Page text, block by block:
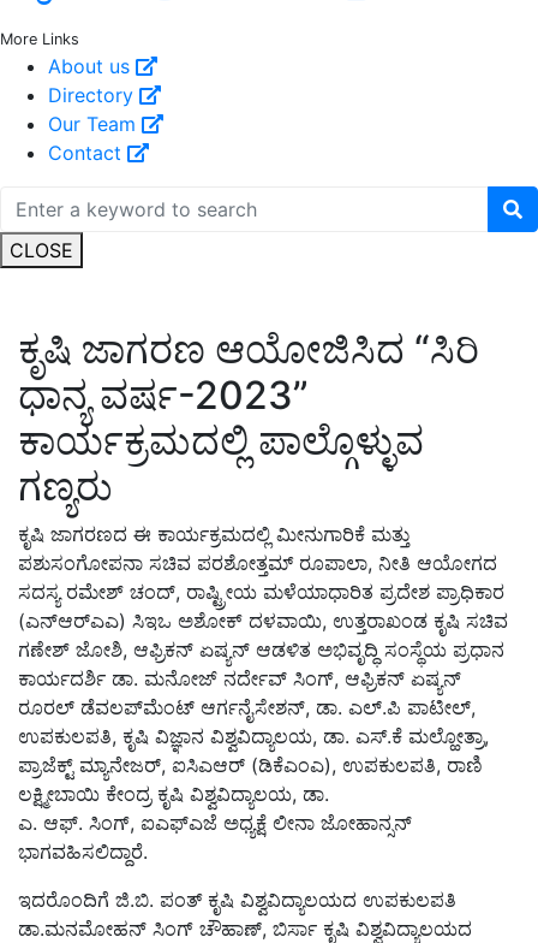
More Links
About us
Directory
Our Team
Contact
CLOSE
ಕೃಷಿ ಜಾಗರಣ ಆಯೋಜಿಸಿದ “ಸಿರಿ
ಧಾನ್ಯ ವರ್ಷ-2023”
ಕಾರ್ಯಕ್ರಮದಲ್ಲಿ ಪಾಲ್ಗೊಳ್ಳುವ
ಗಣ್ಯರು
ಕೃಷಿ ಜಾಗರಣದ ಈ ಕಾರ್ಯಕ್ರಮದಲ್ಲಿ ಮೀನುಗಾರಿಕೆ ಮತ್ತು
ಪಶುಸಂಗೋಪನಾ ಸಚಿವ ಪರಶೋತ್ತಮ್ ರೂಪಾಲಾ, ನೀತಿ ಆಯೋಗದ
ಸದಸ್ಯ ರಮೇಶ್ ಚಂದ್, ರಾಷ್ಟ್ರೀಯ ಮಳೆಯಾಧಾರಿತ ಪ್ರದೇಶ ಪ್ರಾಧಿಕಾರ
(ಎನ್‌ಆರ್‌ಎಎ) ಸಿಇಒ ಅಶೋಕ್ ದಳವಾಯಿ, ಉತ್ತರಾಖಂಡ ಕೃಷಿ ಸಚಿವ
ಗಣೇಶ್ ಜೋಶಿ, ಆಫ್ರಿಕನ್ ಏಷ್ಯನ್ ಆಡಳಿತ ಅಭಿವೃದ್ಧಿ ಸಂಸ್ಥೆಯ ಪ್ರಧಾನ
ಕಾರ್ಯದರ್ಶಿ ಡಾ. ಮನೋಜ್ ನರ್ದೇವ್ ಸಿಂಗ್, ಆಫ್ರಿಕನ್ ಏಷ್ಯನ್
ರೂರಲ್ ಡೆವಲಪ್‌ಮೆಂಟ್ ಆರ್ಗನೈಸೇಶನ್, ಡಾ. ಎಲ್.ಪಿ ಪಾಟೀಲ್,
ಉಪಕುಲಪತಿ, ಕೃಷಿ ವಿಜ್ಞಾನ ವಿಶ್ವವಿದ್ಯಾಲಯ, ಡಾ. ಎಸ್.ಕೆ ಮಲ್ಹೋತ್ರಾ,
ಪ್ರಾಜೆಕ್ಟ್ ಮ್ಯಾನೇಜರ್, ಐಸಿಎಆರ್ (ಡಿಕೆಎಂಎ), ಉಪಕುಲಪತಿ, ರಾಣಿ
ಲಕ್ಷ್ಮೀಬಾಯಿ ಕೇಂದ್ರ ಕೃಷಿ ವಿಶ್ವವಿದ್ಯಾಲಯ, ಡಾ.
ಎ. ಆಫ್. ಸಿಂಗ್, ಐಎಫ್‌ಎಜೆ ಅಧ್ಯಕ್ಷೆ ಲೀನಾ ಜೋಹಾನ್ಸನ್
ಭಾಗವಹಿಸಲಿದ್ದಾರೆ.
ಇದರೊಂದಿಗೆ ಜಿ.ಬಿ. ಪಂತ್ ಕೃಷಿ ವಿಶ್ವವಿದ್ಯಾಲಯದ ಉಪಕುಲಪತಿ
ಡಾ.ಮನಮೋಹನ್ ಸಿಂಗ್ ಚೌಹಾಣ್, ಬಿರ್ಸಾ ಕೃಷಿ ವಿಶ್ವವಿದ್ಯಾಲಯದ